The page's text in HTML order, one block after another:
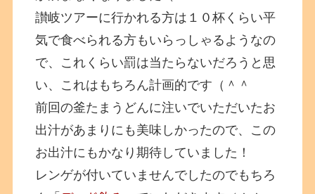
讃岐ツアーに行かれる方は１０杯くらい平
気で食べられる方もいらっしゃるようなの
で、これくらい罰は当たらないだろうと思
い、これはもちろん計画的です（＾＾
前回の釜たまうどんに注いでいただいたお
出汁があまりにも美味しかったので、この
お出汁にもかなり期待していました！
レンゲが付いていませんでしたのでもちろ